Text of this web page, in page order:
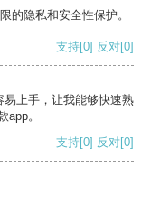
的隐私和安全性保护。
支持[0] 反对[0]
上手，让我能够快速熟
。
支持[0] 反对[0]